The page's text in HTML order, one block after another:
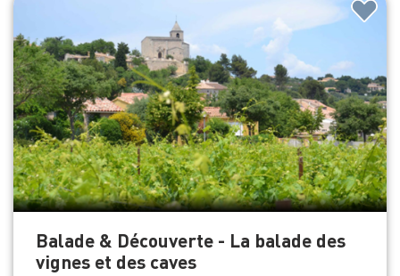
Balade & Découverte - La balade des
vignes et des caves